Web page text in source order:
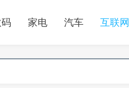
家电 汽车 互联网